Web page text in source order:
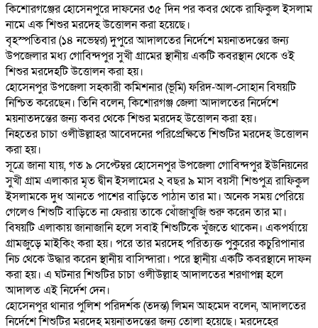
কিশোরগঞ্জের হোসেনপুরে দাফনের ৩৫ দিন পর কবর থেকে রাফিকুল ইসলাম
নামে এক শিশুর মরদেহ উত্তোলন করা হয়েছে।
বৃহস্পতিবার (১৪ নভেম্বর) দুপুরে আদালতের নির্দেশে ময়নাতদন্তের জন্য
উপজেলার মধ্য গোবিন্দপুর সুখী গ্রামের স্থানীয় একটি কবরস্থান থেকে ওই
শিশুর মরদেহটি উত্তোলন করা হয়।
হোসেনপুর উপজেলা সহকারী কমিশনার (ভূমি) ফরিদ-আল-সোহান বিষয়টি
নিশ্চিত করেছেন। তিনি বলেন, কিশোরগঞ্জ জেলা আদালতের নির্দেশে
ময়নাতদন্তের জন্য কবর থেকে শিশুর মরদেহ উত্তোলন করা হয়।
নিহতের চাচা ওলীউল্লাহর আবেদনের পরিপ্রেক্ষিতে শিশুটির মরদেহ উত্তোলন
করা হয়।
সূত্রে জানা যায়, গত ৯ সেপ্টেম্বর হোসেনপুর উপজেলা গোবিন্দপুর ইউনিয়নের
সুখী গ্রাম এলাকার মৃত দ্বীন ইসলামের ২ বছর ৯ মাস বয়সী শিশুপুত্র রাফিকুল
ইসলামকে দুধ আনতে পাশের বাড়িতে পাঠান তার মা। অনেক সময় পেরিয়ে
গেলেও শিশুটি বাড়িতে না ফেরায় তাকে খোঁজাখুজি শুরু করেন তার মা।
বিষয়টি এলাকায় জানাজানি হলে সবাই শিশুটিকে খুঁজতে থাকেন। একপর্যায়ে
গ্রামজুড়ে মাইকিং করা হয়। পরে তার মরদেহ পরিত্যক্ত পুকুরের কচুরিপানার
নিচ থেকে উদ্ধার করেন স্থানীয় বাসিন্দারা। পরে স্থানীয় একটি কবরস্থানে দাফন
করা হয়। এ ঘটনার শিশুটির চাচা ওলীউল্লাহ আদালতের শরণাপন্ন হলে
আদালত এই নির্দেশ দেন।
হোসেনপুর থানার পুলিশ পরিদর্শক (তদন্ত) লিমন আহমেদ বলেন, আদালতের
নির্দেশে শিশুটির মরদেহ ময়নাতদন্তের জন্য তোলা হয়েছে। মরদেহের